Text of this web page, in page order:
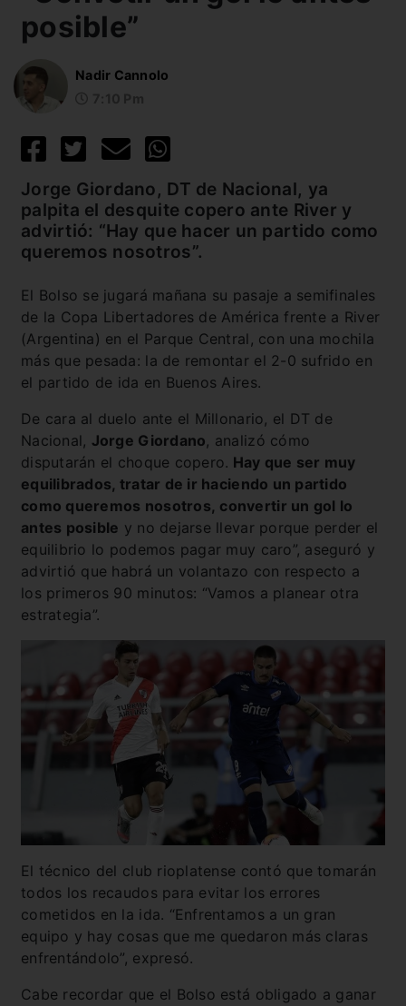
posible”
Nadir Cannolo
Jorge Giordano, DT de Nacional, ya
palpita el desquite copero ante River y
advirtió: “Hay que hacer un partido como
queremos nosotros”.
El Bolso se jugará mañana su pasaje a semifinales
de la Copa Libertadores de América frente a River
(Argentina) en el Parque Central, con una mochila
más que pesada: la de remontar el 2-0 sufrido en
el partido de ida en Buenos Aires.
De cara al duelo ante el Millonario, el DT de
Nacional, Jorge Giordano, analizó cómo
disputarán el choque copero. Hay que ser muy
equilibrados, tratar de ir haciendo un partido
como queremos nosotros, convertir un gol lo
antes posible y no dejarse llevar porque perder el
equilibrio lo podemos pagar muy caro”, aseguró y
advirtió que habrá un volantazo con respecto a
los primeros 90 minutos: “Vamos a planear otra
estrategia”.
El técnico del club rioplatense contó que tomarán
todos los recaudos para evitar los errores
cometidos en la ida. “Enfrentamos a un gran
equipo y hay cosas que me quedaron más claras
enfrentándolo”, expresó.
Cabe recordar que el Bolso está obligado a ganar